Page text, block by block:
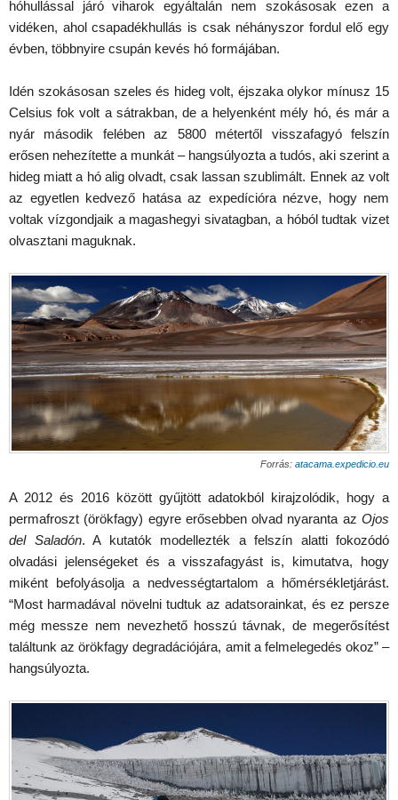
hóhullással járó viharok egyáltalán nem szokásosak ezen a
vidéken, ahol csapadékhullás is csak néhányszor fordul elő egy
évben, többnyire csupán kevés hó formájában.
Idén szokásosan szeles és hideg volt, éjszaka olykor mínusz 15
Celsius fok volt a sátrakban, de a helyenként mély hó, és már a
nyár második felében az 5800 métertől visszafagyó felszín
erősen nehezítette a munkát – hangsúlyozta a tudós, aki szerint a
hideg miatt a hó alig olvadt, csak lassan szublimált. Ennek az volt
az egyetlen kedvező hatása az expedícióra nézve, hogy nem
voltak vízgondjaik a magashegyi sivatagban, a hóból tudtak vizet
olvasztani maguknak.
Forrás: atacama.expedicio.eu
A 2012 és 2016 között gyűjtött adatokból kirajzolódik, hogy a
permafroszt (örökfagy) egyre erősebben olvad nyaranta az Ojos
del Saladón. A kutatók modellezték a felszín alatti fokozódó
olvadási jelenségeket és a visszafagyást is, kimutatva, hogy
miként befolyásolja a nedvességtartalom a hőmérsékletjárást.
“Most harmadával növelni tudtuk az adatsorainkat, és ez persze
még messze nem nevezhető hosszú távnak, de megerősítést
találtunk az örökfagy degradációjára, amit a felmelegedés okoz” –
hangsúlyozta.